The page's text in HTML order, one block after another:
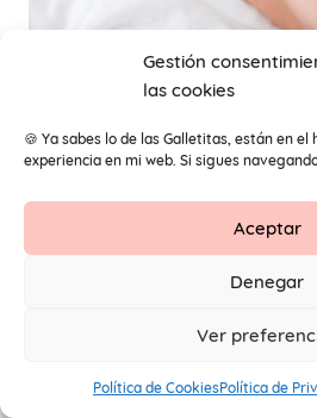
Gestión
las cookies
🍪 Ya sabes lo de las Galletitas, están en
experiencia en mi web. Si sigues
Aceptar
Denegar
Ver
Política de CookiesPolítica de
pendientes para niñas
Aviso Legal
© 2026 Primeros Pendientes by
derechos